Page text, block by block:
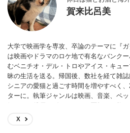
賀来比呂美
大学で映画学を専攻、卒論のテーマに『
は映画やドラマのロケ地で有名なバンク
むベニチオ・デル・トロやアイス・キュ
昧の生活を送る。帰国後、数社を経て雑誌
シニアの愛猫と過ごす時間を増やすべく
ターに。執筆ジャンルは映画、音楽、ペ
X